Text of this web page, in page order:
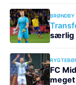
BRØNDBY
særlig
FC